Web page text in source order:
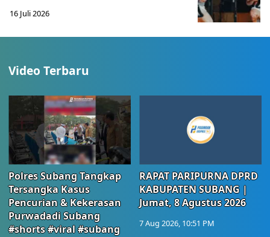
16 Juli 2026
Video Terbaru
Polres Subang Tangkap
Tersangka Kasus
Pencurian & Kekerasan
Purwadadi Subang
#shorts #viral #subang
RAPAT PARIPURNA DPRD
KABUPATEN SUBANG |
Jumat, 8 Agustus 2026
7 Aug 2026, 10:51 PM